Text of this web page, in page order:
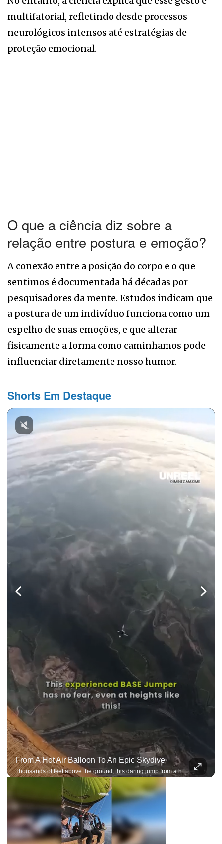
multifatorial, refletindo desde processos
neurológicos intensos até estratégias de
proteção emocional.
O que a ciência diz sobre a
relação entre postura e emoção?
A conexão entre a posição do corpo e o que
sentimos é documentada há décadas por
pesquisadores da mente. Estudos indicam que
a postura de um indivíduo funciona como um
espelho de suas emoções, e que alterar
fisicamente a forma como caminhamos pode
influenciar diretamente nosso humor.
Shorts Em Destaque
From A Hot Air Balloon To An Epic Skydive
Thousands of feet above the ground, this daring jump from a hot air balloon delivers pure adrenaline and stunning aerial scenery.